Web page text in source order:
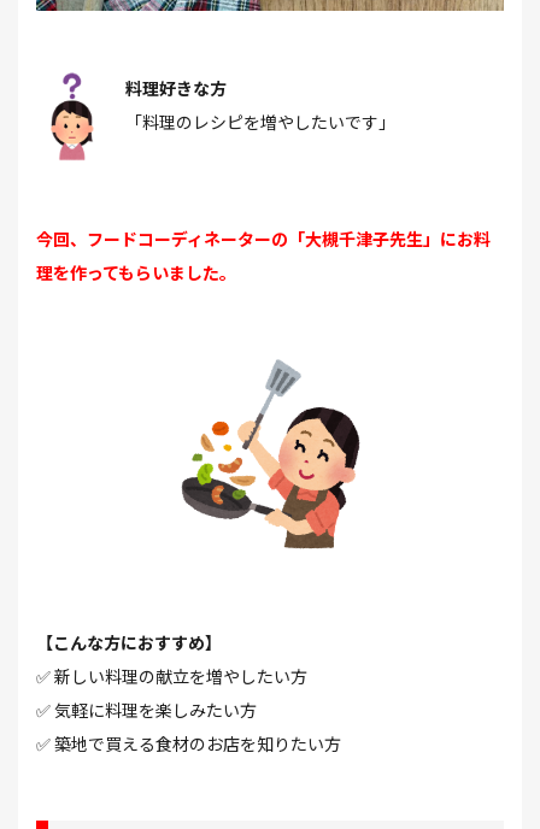
料理好きな方
「料理のレシピを増やしたいです」
今回、フードコーディネーターの「大槻千津子先生」にお料
理を作ってもらいました。
【こんな方におすすめ】
✅ 新しい料理の献立を増やしたい方
✅ 気軽に料理を楽しみたい方
✅ 築地で買える食材のお店を知りたい方